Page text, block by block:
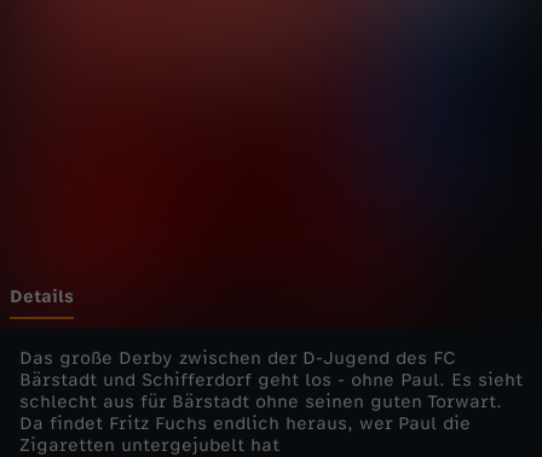
F
r
i
Details
Das große Derby zwischen der D-Jugend des FC
Bärstadt und Schifferdorf geht los - ohne Paul. Es sieht
schlecht aus für Bärstadt ohne seinen guten Torwart.
Da findet Fritz Fuchs endlich heraus, wer Paul die
Zigaretten untergejubelt hat